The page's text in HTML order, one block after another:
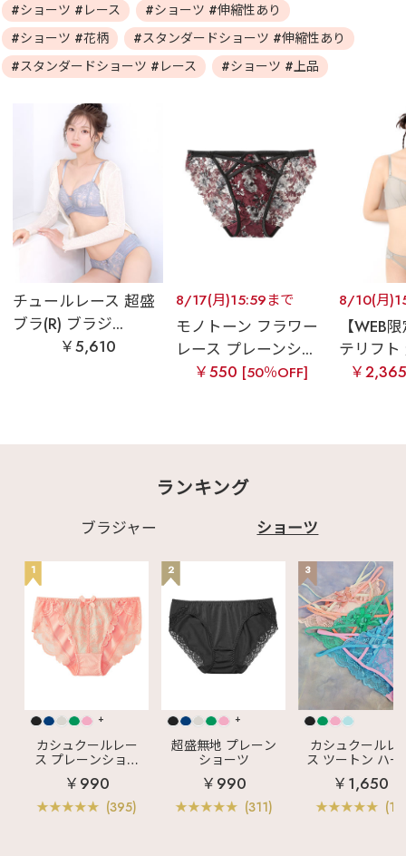
#ショーツ #レース
#ショーツ #伸縮性あり
#ショーツ #花柄
#スタンダードショーツ #伸縮性あり
#スタンダードショーツ #レース
#ショーツ #上品
チュールレース 超盛
ブラ(R) ブラジ...
￥5,610
8/17(月)15:59まで
モノトーン フラワー
レース プレーンシ...
￥550 [50％OFF]
8/10(月
【WEB
テリフト
￥
ランキング
ブラジャー ショーツ
1
+
カシュクールレー
ス プレーンショー
ツ
￥990
(395)
2
+
超盛無地 プレーン
ショーツ
￥990
(311)
3
カシュクールレ
ス ツートン ハー
バックショーツ
￥1,650
(11)